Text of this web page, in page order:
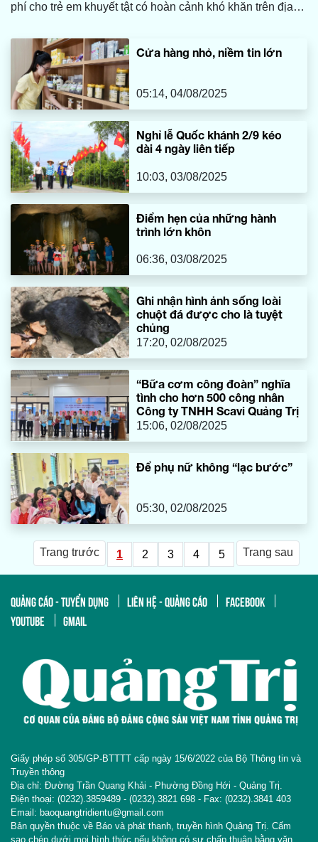
phí cho trẻ em khuyết tật có hoàn cảnh khó khăn trên địa
thuộc Tập đoàn Vingroup.
Cửa hàng nhỏ, niềm tin lớn
05:14, 04/08/2025
Nghỉ lễ Quốc khánh 2/9 kéo
dài 4 ngày liên tiếp
10:03, 03/08/2025
Điểm hẹn của những hành
trình lớn khôn
06:36, 03/08/2025
Ghi nhận hình ảnh sống loài
chuột đá được cho là tuyệt
chủng
17:20, 02/08/2025
“Bữa cơm công đoàn” nghĩa
tình cho hơn 500 công nhân
Công ty TNHH Scavi Quảng Trị
15:06, 02/08/2025
Để phụ nữ không “lạc bước”
05:30, 02/08/2025
Trang trước 1 2 3 4 5 Trang sau
QUẢNG CÁO - TUYỂN DỤNG LIÊN HỆ - QUẢNG CÁO
FACEBOOK
YOUTUBE
GMAIL
Giấy phép số 305/GP-BTTTT cấp ngày 15/6/2022 của Bộ Thông tin và
Truyền thông
Địa chỉ: Đường Trần Quang Khải - Phường Đồng Hới - Quảng Trị.
Điện thoại: (0232).3859489 - (0232).3821 698 - Fax: (0232).3841 403
Email: baoquangtridientu@gmail.com
Bản quyền thuộc về Báo và phát thanh, truyền hình Quảng Trị. Cấm
sao chép dưới mọi hình thức nếu không có sự chấp thuận bằng văn